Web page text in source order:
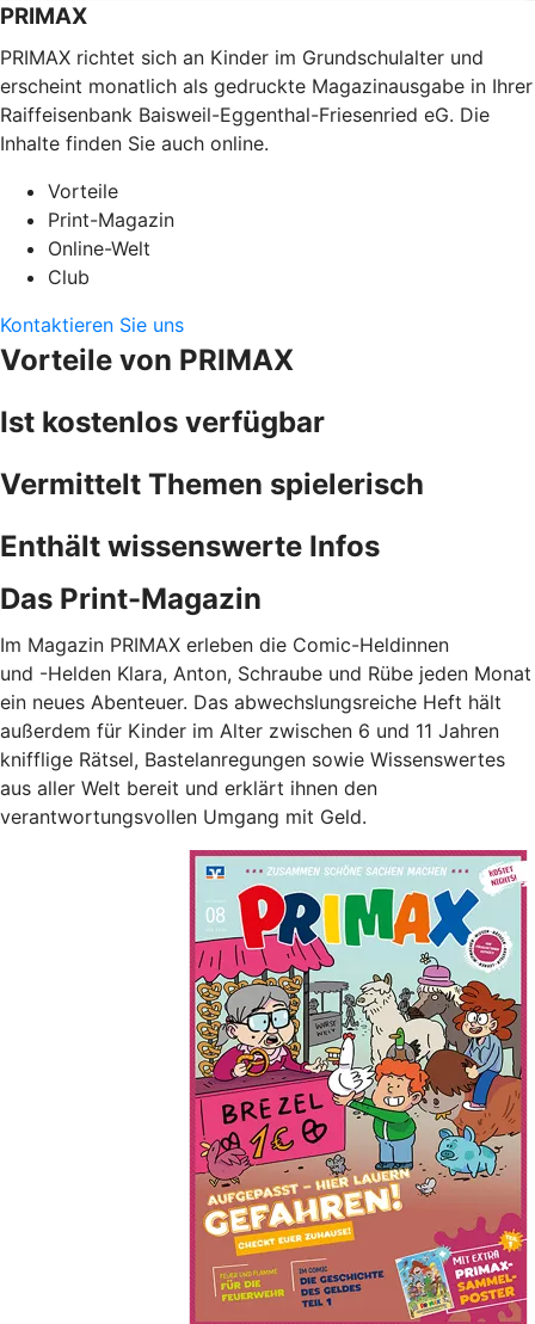
PRIMAX
PRIMAX richtet sich an Kinder im Grundschulalter und
erscheint monatlich als gedruckte Magazinausgabe in Ihrer
Raiffeisenbank Baisweil-Eggenthal-Friesenried eG. Die
Inhalte finden Sie auch online.
Vorteile
Print-Magazin
Online-Welt
Club
Kontaktieren Sie uns
Vorteile von PRIMAX
Ist kostenlos verfügbar
Vermittelt Themen spielerisch
Enthält wissenswerte Infos
Das Print-Magazin
Im Magazin PRIMAX erleben die Comic-Heldinnen
und -Helden Klara, Anton, Schraube und Rübe jeden Monat
ein neues Abenteuer. Das abwechslungsreiche Heft hält
außerdem für Kinder im Alter zwischen 6 und 11 Jahren
knifflige Rätsel, Bastelanregungen sowie Wissenswertes
aus aller Welt bereit und erklärt ihnen den
verantwortungsvollen Umgang mit Geld.